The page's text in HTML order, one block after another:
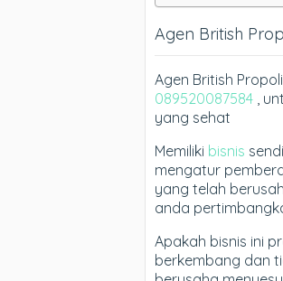
Agen British
Agen British
089520087584 ,
yang sehat
Memiliki bisnis
mengatur
yang telah
anda
Apakah bisnis ini
berkembang dan